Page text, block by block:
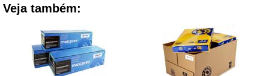
Veja também: